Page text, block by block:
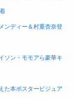
ンディー＆村重杏奈登
ソン・モモアら豪華キ
た本ポスタービジュア